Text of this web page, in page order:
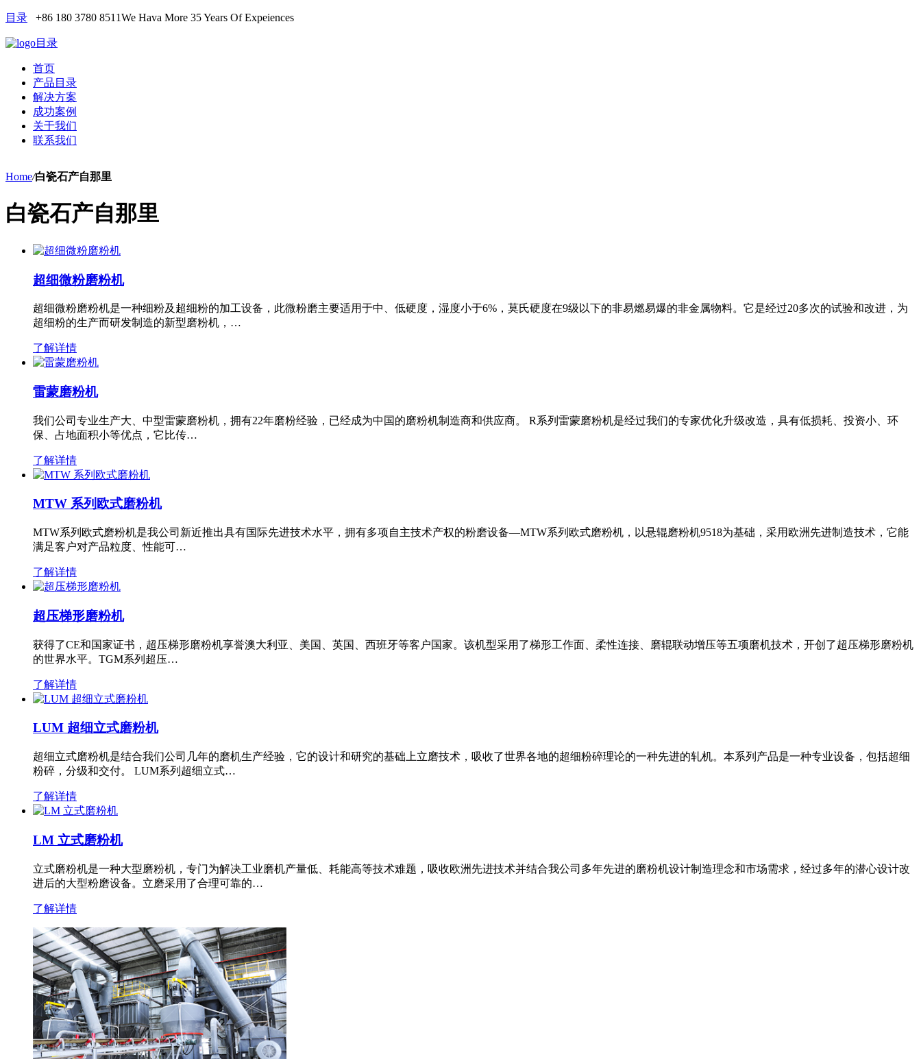
目录 +86 180 3780 8511We Hava More 35 Years Of Expeiences
目录
首页
产品目录
解决方案
成功案例
关于我们
联系我们
Home/白瓷石产自那里
白瓷石产自那里
超细微粉磨粉机
超细微粉磨粉机是一种细粉及超细粉的加工设备，此微粉磨主要适用于中、低硬度，湿度小于6%，莫氏硬度在9级以下的非易燃易爆的非金属物料。它是经过20多次的试验和改进，为
超细粉的生产而研发制造的新型磨粉机，…
了解详情
雷蒙磨粉机
我们公司专业生产大、中型雷蒙磨粉机，拥有22年磨粉经验，已经成为中国的磨粉机制造商和供应商。 R系列雷蒙磨粉机是经过我们的专家优化升级改造，具有低损耗、投资小、环
保、占地面积小等优点，它比传…
了解详情
MTW 系列欧式磨粉机
MTW系列欧式磨粉机是我公司新近推出具有国际先进技术水平，拥有多项自主技术产权的粉磨设备—MTW系列欧式磨粉机，以悬辊磨粉机9518为基础，采用欧洲先进制造技术，它能
满足客户对产品粒度、性能可…
了解详情
超压梯形磨粉机
获得了CE和国家证书，超压梯形磨粉机享誉澳大利亚、美国、英国、西班牙等客户国家。该机型采用了梯形工作面、柔性连接、磨辊联动增压等五项磨机技术，开创了超压梯形磨粉机
的世界水平。TGM系列超压…
了解详情
LUM 超细立式磨粉机
超细立式磨粉机是结合我们公司几年的磨机生产经验，它的设计和研究的基础上立磨技术，吸收了世界各地的超细粉碎理论的一种先进的轧机。本系列产品是一种专业设备，包括超细
粉碎，分级和交付。 LUM系列超细立式…
了解详情
LM 立式磨粉机
立式磨粉机是一种大型磨粉机，专门为解决工业磨机产量低、耗能高等技术难题，吸收欧洲先进技术并结合我公司多年先进的磨粉机设计制造理念和市场需求，经过多年的潜心设计改
进后的大型粉磨设备。立磨采用了合理可靠的…
了解详情